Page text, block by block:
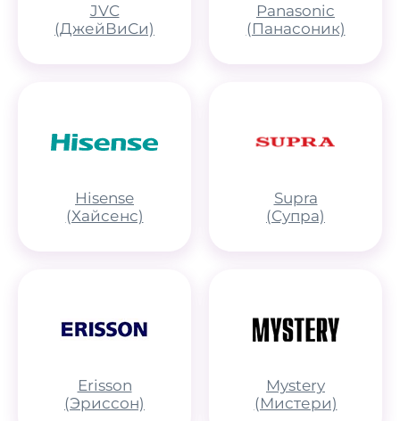
JVC
(ДжейВиСи)
Panasonic
(Панасоник)
Hisense
(Хайсенс)
Supra
(Супра)
Erisson
(Эриссон)
Mystery
(Мистери)